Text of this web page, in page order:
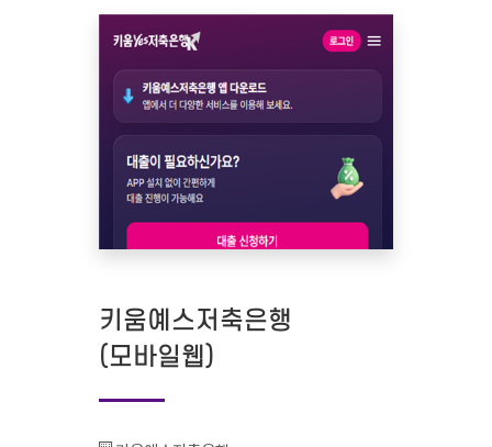
키움예스저축은행
(모바일웹)